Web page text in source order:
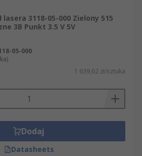
lasera 3118-05-000 Zielony 515
3B Punkt 3.5 V 5V
05-000
1 639,62 zł/sztuka
Dodaj
Datasheets